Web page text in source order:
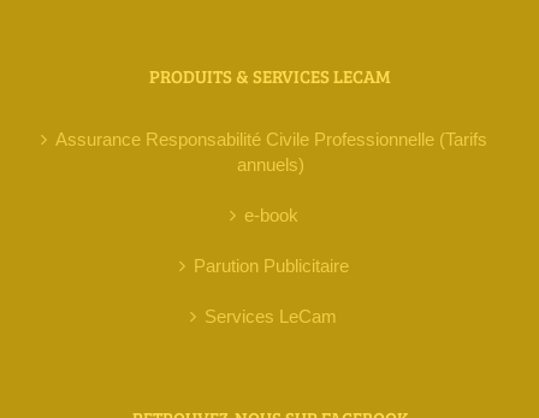
PRODUITS & SERVICES LECAM
Assurance Responsabilité Civile Professionnelle (Tarifs
annuels)
e-book
Parution Publicitaire
Services LeCam